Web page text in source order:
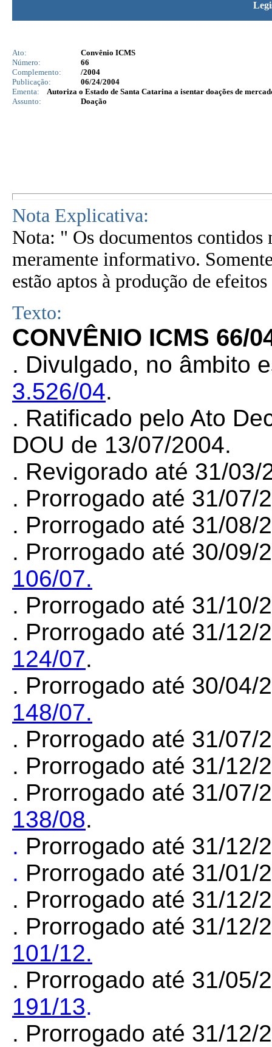
Ato:
Convênio ICMS
Número:
66
Complemento:
/2004
Publicação:
06/24/2004
Ementa:
Autoriza o Estado de Santa Catarina a isentar doações de
Assunto:
Doação
Nota Explicativa:
Nota: " Os documentos contidos
meramente informativo.
estão aptos à produção de
Texto:
CONVÊNIO ICMS 66/
. Divulgado, no âmbito
3.526/04.
. Ratificado pelo Ato
DOU de 13/07/2004.
. Revigorado até 31/
. Prorrogado até 31/07/
. Prorrogado até 31/08/
. Prorrogado até 30/09/
106/07.
. Prorrogado até 31/10/
. Prorrogado até 31/12/
124/07.
. Prorrogado até 30/04/
148/07.
. Prorrogado até 31/
. Prorrogado até 31/
. Prorrogado até 31/07/
138/08.
. Prorrogado até 31/
. Prorrogado até 31/
. Prorrogado até 31/
. Prorrogado até 31/12/
101/12.
. Prorrogado até 31/05/
191/13.
. Prorrogado até 31/